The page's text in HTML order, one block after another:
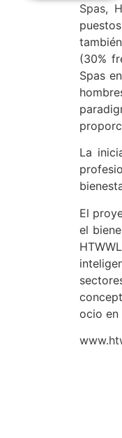
Spas,
(30%
Spas
La
El
el
ocio en